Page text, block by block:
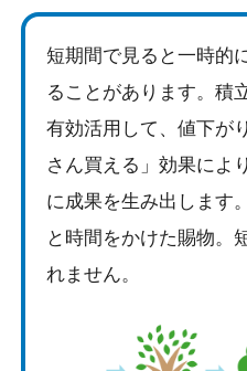
短期間で見ると一時的
ることがあります。積
有効活用して、値下が
さん買える」効果によ
に成果を生み出します
と時間をかけた賜物。
れません。